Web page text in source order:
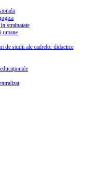
strainatate
umane
de studii ale cadrelor didactice